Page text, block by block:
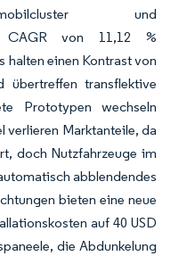
und
CAGR von 11,12 %
halten einen Kontrast von
übertreffen transflektive
Prototypen wechseln
verlieren Marktanteile, da
doch Nutzfahrzeuge im
abblendendes
bieten eine neue
auf 40 USD
die Abdunkelung